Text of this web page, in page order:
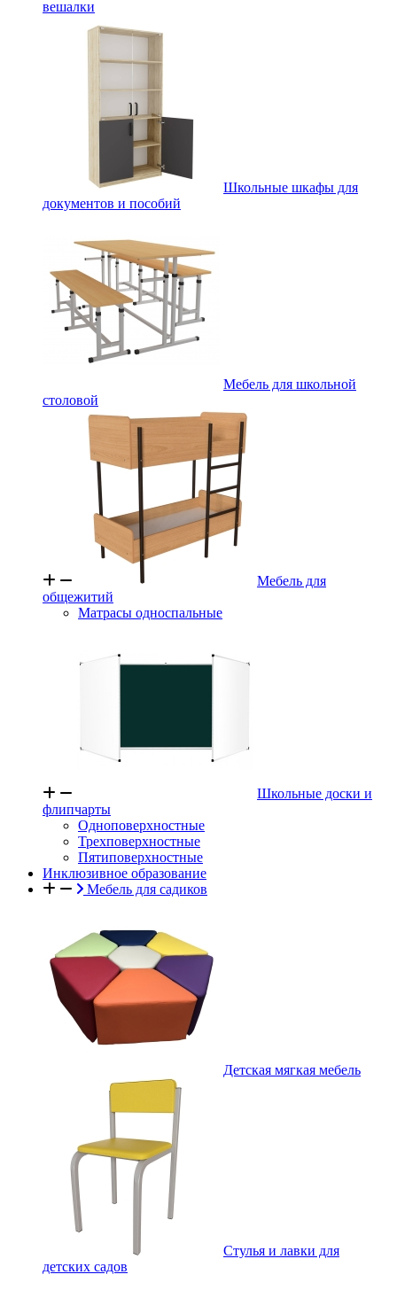
вешалки
Школьные шкафы для
документов и пособий
Мебель для школьной
столовой
Мебель для
общежитий
Матрасы односпальные
Школьные доски и
флипчарты
Одноповерхностные
Трехповерхностные
Пятиповерхностные
Инклюзивное образование
Мебель для садиков
Детская мягкая мебель
Стулья и лавки для
детских садов